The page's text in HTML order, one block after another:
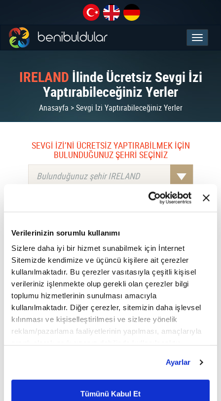
Verilerinizin sorumlu kullanımı
Sizlere daha iyi bir hizmet sunabilmek için İnternet
Sitemizde kendimize ve üçüncü kişilere ait çerezler
kullanılmaktadır. Bu çerezler vasıtasıyla çeşitli kişisel
verileriniz işlenmekte olup gerekli olan çerezler bilgi
toplumu hizmetlerinin sunulması amacıyla
kullanılmaktadır. Diğer çerezler, sitemizin daha işlevsel
kılınması ve kişiselleştirilmesi ve sizlere yönelik
reklam/pazarlama faaliyetlerinin yapılması, amaçlarıyla
belirleyebilirsiniz. Çerezlere ilişkin detaylı bilgi için
Ayarlar butonuna tıklayabilir,Çerez Bilgilendirme
Metnimizi ziyaret edebilirsiniz.
Ayarlar
Tümünü Kabul Et
IRELAND İlinde Ücretsiz Sevgi İzi
Yaptırabileceğiniz Yerler
Anasayfa > Sevgi İzi Yaptırabileceğiniz Yerler
SEVGİ İZİ’Nİ ÜCRETSİZ YAPTIRABİLMEK İÇİN
BULUNDUĞUNUZ ŞEHRİ SEÇİNİZ
Bulunduğunuz şehir IRELAND
This page can't load Google Maps correctly.
Do you own this website? OK